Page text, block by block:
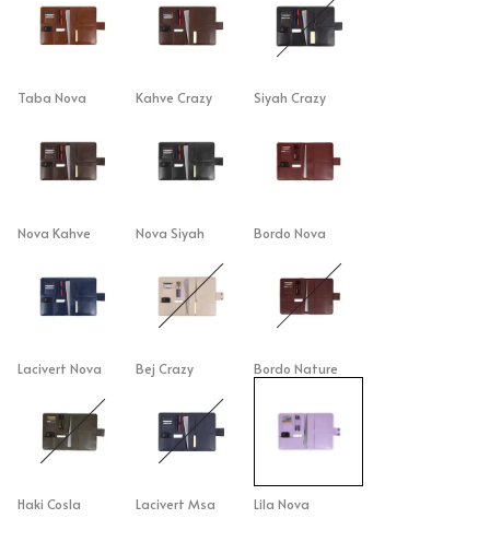
Taba Nova Kahve Crazy Siyah Crazy
Nova Kahve Nova Siyah Bordo Nova
Lacivert Nova Bej Crazy Bordo Nature
Haki Cosla Lacivert Msa Lila Nova